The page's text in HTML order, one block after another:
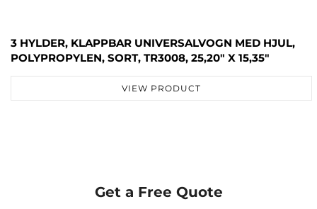
3 HYLDER, KLAPPBAR UNIVERSALVOGN MED HJUL,
POLYPROPYLEN, SORT, TR3008, 25,20" X 15,35"
VIEW PRODUCT
Get a Free Quote